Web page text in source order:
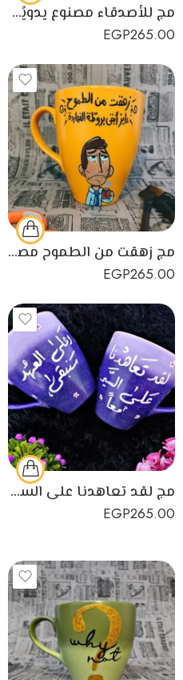
مج للأصدقاء مصنوع يدويًا من البورسلين
EGP265.00
مج زهقت من الطموح مصنوع يدويًا من البورسلين
EGP265.00
مج لقد تعاهدنا على السير معًا مصنوع من البورسلين
EGP265.00